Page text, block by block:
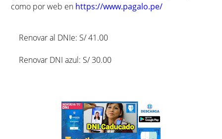
como por web en https://www.pagalo.pe/
Renovar al DNIe: S/ 41.00
Renovar DNI azul: S/ 30.00